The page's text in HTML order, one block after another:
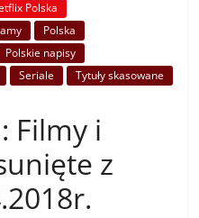
Polska
Polska
Polskie napisy
Seriale
Tytuły skasowane
Filmy i
z